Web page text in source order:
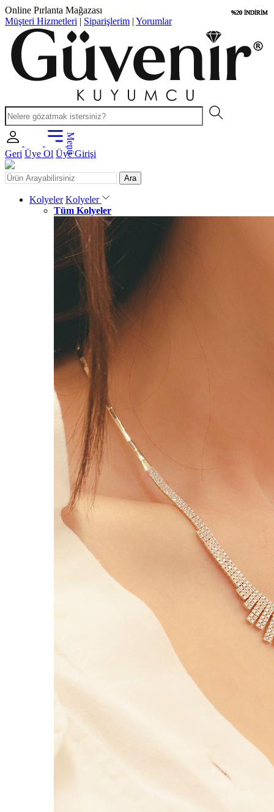
Uygun Fiyatlar
Müşteri Hizmetleri | Siparişlerim | Yorumlar
Menü
Geri Üye Ol Üye Girişi
Ara
Kolyeler Kolyeler
Tüm Kolyeler
%20 İNDİRİM
%20 İNDİRİM
%20 İNDİRİM
%20 İNDİRİM